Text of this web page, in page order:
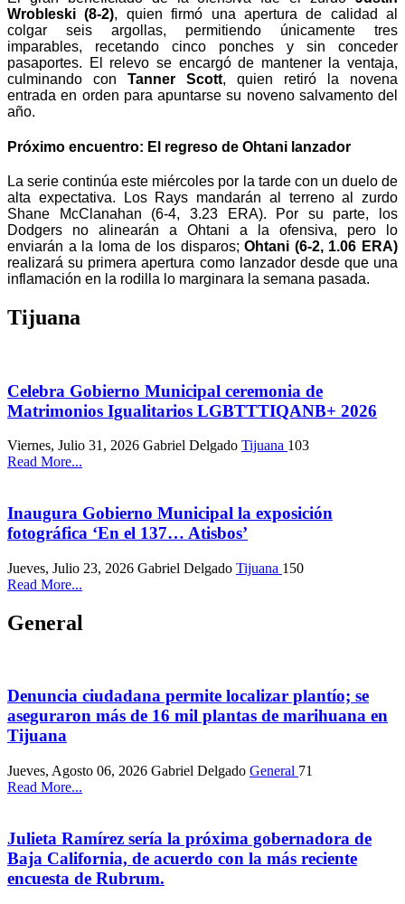
Wrobleski (8-2), quien firmó una apertura de calidad al
colgar seis argollas, permitiendo únicamente tres
imparables, recetando cinco ponches y sin conceder
pasaportes. El relevo se encargó de mantener la ventaja,
culminando con Tanner Scott, quien retiró la novena
entrada en orden para apuntarse su noveno salvamento del
año.
Próximo encuentro: El regreso de Ohtani lanzador
La serie continúa este miércoles por la tarde con un duelo de
alta expectativa. Los Rays mandarán al terreno al zurdo
Shane McClanahan (6-4, 3.23 ERA). Por su parte, los
Dodgers no alinearán a Ohtani a la ofensiva, pero lo
enviarán a la loma de los disparos;Ohtani (6-2, 1.06 ERA)
realizará su primera apertura como lanzador desde que una
inflamación en la rodilla lo marginara la semana pasada.
Tijuana
Celebra Gobierno Municipal ceremonia de
Matrimonios Igualitarios LGBTTTIQANB+ 2026
Viernes, Julio 31, 2026 Gabriel Delgado Tijuana 103
Read More...
Inaugura Gobierno Municipal la exposición
fotográfica ‘En el 137… Atisbos’
Jueves, Julio 23, 2026 Gabriel Delgado Tijuana 150
Read More...
General
Denuncia ciudadana permite localizar plantío; se
aseguraron más de 16 mil plantas de marihuana en
Tijuana
Jueves, Agosto 06, 2026 Gabriel Delgado General 71
Read More...
Julieta Ramírez sería la próxima gobernadora de
Baja California, de acuerdo con la más reciente
encuesta de Rubrum.